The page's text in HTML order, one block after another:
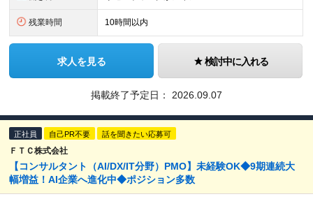
残業時間 10時間以内
求人を見る 検討中に入れる
掲載終了予定日： 2026.09.07
正社員 自己PR不要 話を聞きたい応募可
ＦＴＣ株式会社
【コンサルタント（AI/DX/IT分野）PMO】未経験OK◆9期連続大
幅増益！AI企業へ進化中◆ポジション多数